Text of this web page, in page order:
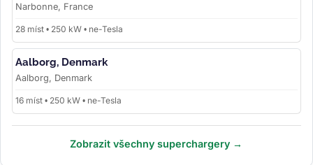
Narbonne, France
28 míst • 250 kW • ne-Tesla
Aalborg, Denmark
Aalborg, Denmark
16 míst • 250 kW • ne-Tesla
Zobrazit všechny superchargery →